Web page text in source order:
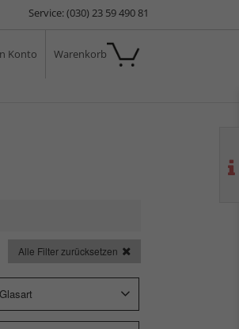
Service: (030) 23 59 490 81
Konto Warenkorb
Alle Filter zurücksetzen
Glasart